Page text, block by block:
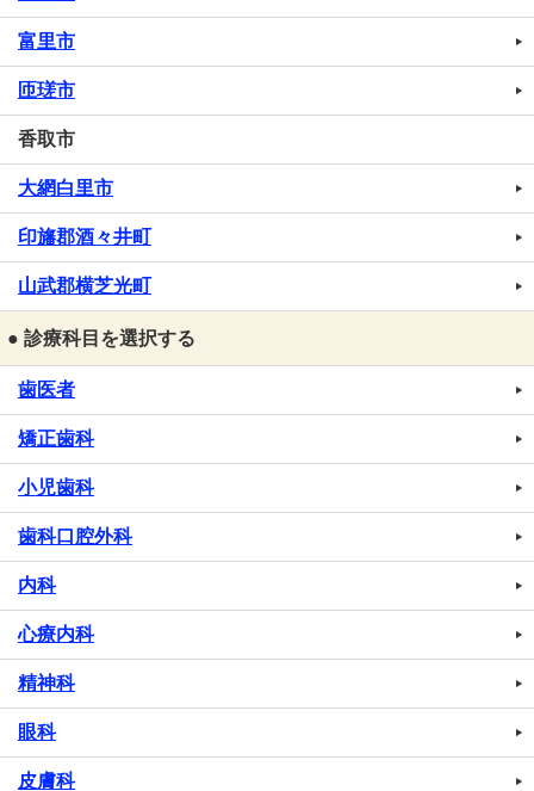
富里市
匝瑳市
香取市
大網白里市
印旛郡酒々井町
山武郡横芝光町
● 診療科目を選択する
歯医者
矯正歯科
小児歯科
歯科口腔外科
内科
心療内科
精神科
眼科
皮膚科